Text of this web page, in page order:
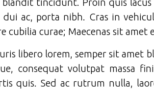
ac, porta nibh. Cras in
curae; Maecenas sit amet
libero lorem, semper sit amet
consequat volutpat massa
quis. Sed ac rutrum nulla,